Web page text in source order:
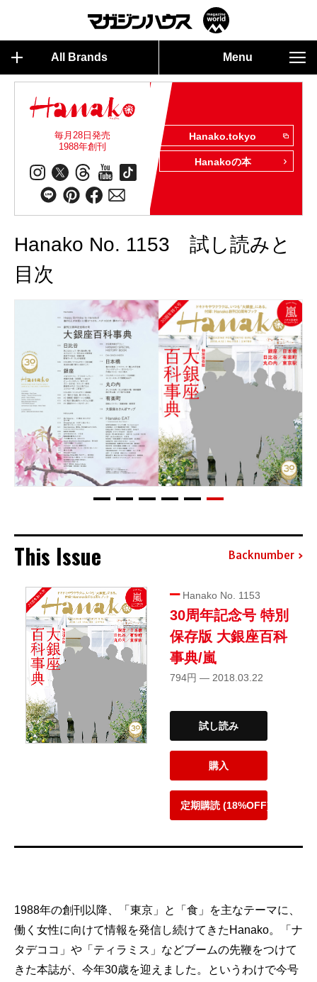
All Brands Menu
毎月28日発売
1988年創刊
Hanako.tokyo
Hanakoの本
Hanako No. 1153 試し読みと
目次
This Issue Backnumber
Hanako No. 1153
30周年記念号 特別
保存版 大銀座百科
事典/嵐
794円 — 2018.03.22
試し読み
購入
定期購読 (18%OFF)
1988年の創刊以降、「東京」と「食」を主なテーマに、
働く女性に向けて情報を発信し続けてきたHanako。「ナ
タデココ」や「ティラミス」などブームの先鞭をつけて
きた本誌が、今年30歳を迎えました。というわけで今号